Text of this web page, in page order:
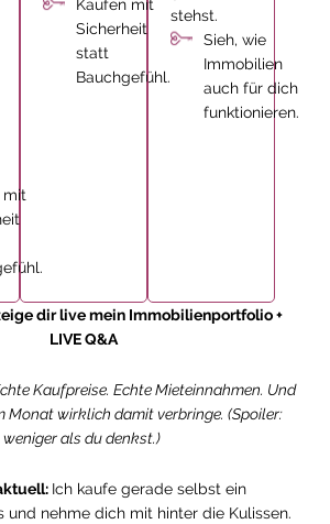
mit
Kaufen mit
Sicherheit
statt
Bauchgefühl.
stehst.
Sieh, wie
Immobilien
auch für dich
funktionieren.
dir live mein Immobilienportfolio +
LIVE Q&A
Kaufpreise. Echte Mieteinnahmen. Und
Monat wirklich damit verbringe. (Spoiler:
weniger als du denkst.)
Ich kaufe gerade selbst ein
und nehme dich mit hinter die Kulissen.